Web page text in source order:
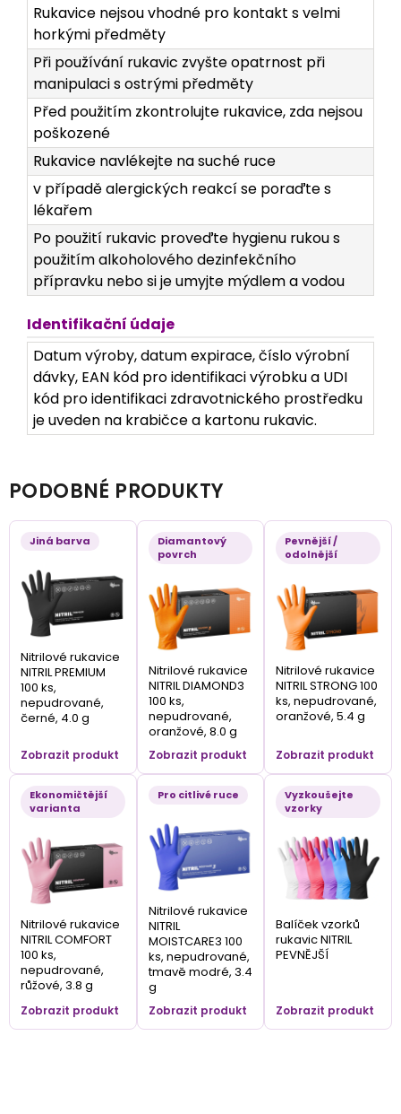
Rukavice nejsou vhodné pro kontakt s velmi
horkými předměty
Při používání rukavic zvyšte opatrnost při
manipulaci s ostrými předměty
Před použitím zkontrolujte rukavice, zda nejsou
poškozené
Rukavice navlékejte na suché ruce
v případě alergických reakcí se poraďte s
lékařem
Po použití rukavic proveďte hygienu rukou s
použitím alkoholového dezinfekčního
přípravku nebo si je umyjte mýdlem a vodou
Identifikační údaje
Datum výroby, datum expirace, číslo výrobní
dávky, EAN kód pro identifikaci výrobku a UDI
kód pro identifikaci zdravotnického prostředku
je uveden na krabičce a kartonu rukavic.
PODOBNÉ PRODUKTY
Jiná barva
Nitrilové rukavice
NITRIL PREMIUM
100 ks,
nepudrované,
černé, 4.0 g
Zobrazit produkt
Diamantový
povrch
Nitrilové rukavice
NITRIL DIAMOND3
100 ks,
nepudrované,
oranžové, 8.0 g
Zobrazit produkt
Pevnější /
odolnější
Nitrilové rukavice
NITRIL STRONG 100
ks, nepudrované,
oranžové, 5.4 g
Zobrazit produkt
Ekonomičtější
varianta
Nitrilové rukavice
NITRIL COMFORT
100 ks,
nepudrované,
růžové, 3.8 g
Zobrazit produkt
Pro citlivé ruce
Nitrilové rukavice
NITRIL
MOISTCARE3 100
ks, nepudrované,
tmavě modré, 3.4
g
Zobrazit produkt
Vyzkoušejte
vzorky
Balíček vzorků
rukavic NITRIL
PEVNĚJŠÍ
Zobrazit produkt